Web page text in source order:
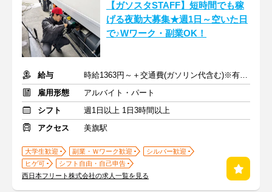
【ガソスタSTAFF】短時間でも稼
げる夜勤大募集★週1日～空いた日
で♪Wワーク・副業OK！
給与
時給1363円～＋交通費(ガソリン代含む)※有資格者は時給UP
雇用形態
アルバイト・パート
シフト
週1日以上 1日3時間以上
アクセス
美旗駅
大学生歓迎 副業・Ｗワーク歓迎
シルバー歓迎
ヒゲ可
シフト自由・自己申告
西日本フリート株式会社の求人一覧を見る